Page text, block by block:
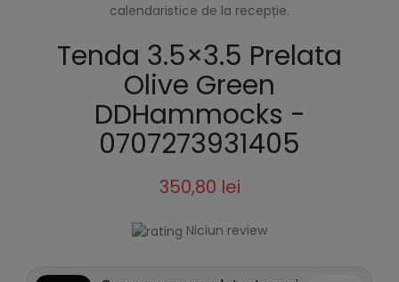
calendaristice de la recepție.
Tenda 3.5×3.5 Prelata
Olive Green
DDHammocks -
0707273931405
350,80 lei
Niciun review